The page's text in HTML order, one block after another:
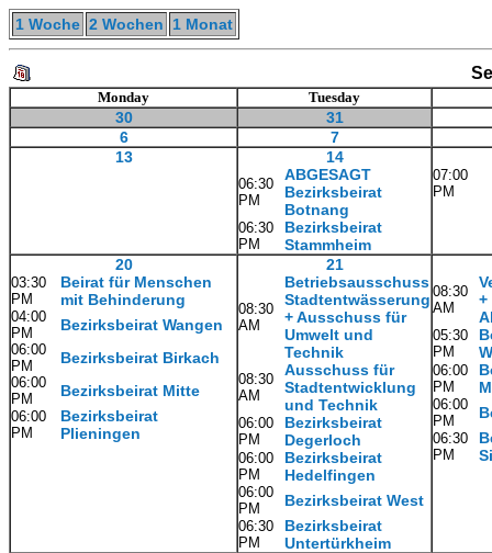
1 Woche 2 Wochen 1 Monat
Monday Tuesday
30
31
6
7
13
14
06:30
PM
ABGESAGT
Bezirksbeirat
Botnang
06:30
PM
Bezirksbeirat
Stammheim
07:00
PM
20
03:30
PM
Beirat für Menschen
mit Behinderung
04:00
PM
Bezirksbeirat Wangen
06:00
PM
Bezirksbeirat Birkach
06:00
PM
Bezirksbeirat Mitte
06:00
PM
Bezirksbeirat
Plieningen
21
08:30
AM
Betriebsausschuss
Stadtentwässerung
+ Ausschuss für
Umwelt und
Technik
08:30
AM
Ausschuss für
Stadtentwicklung
und Technik
06:00
PM
Bezirksbeirat
Degerloch
06:00
PM
Bezirksbeirat
Hedelfingen
06:00
PM
Bezirksbeirat West
06:30
PM
Bezirksbeirat
Untertürkheim
08:30
AM
+
05:30
PM
06:00
PM
06:00
PM
06:30
PM